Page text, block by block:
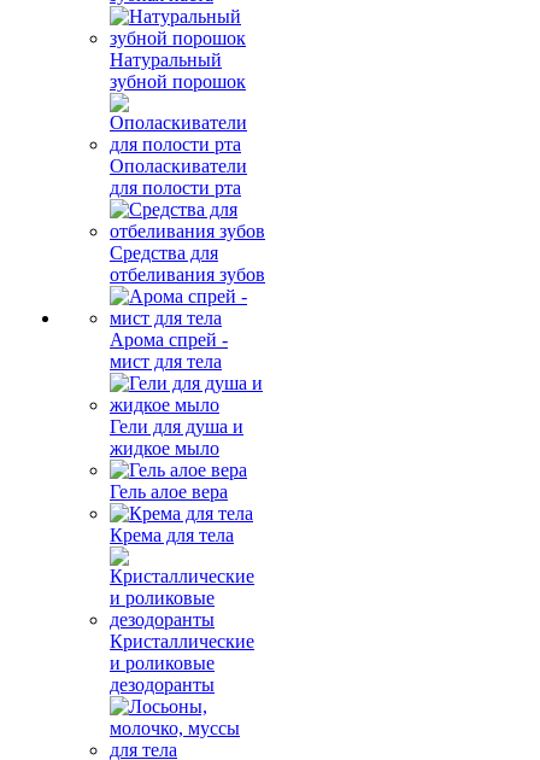
Натуральный
зубной порошок
Ополаскиватели
для полости рта
Средства для
отбеливания зубов
Арома спрей -
мист для тела
Гели для душа и
жидкое мыло
Гель алое вера
Крема для тела
Кристаллические
и роликовые
дезодоранты